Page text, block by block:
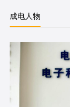
成电人物